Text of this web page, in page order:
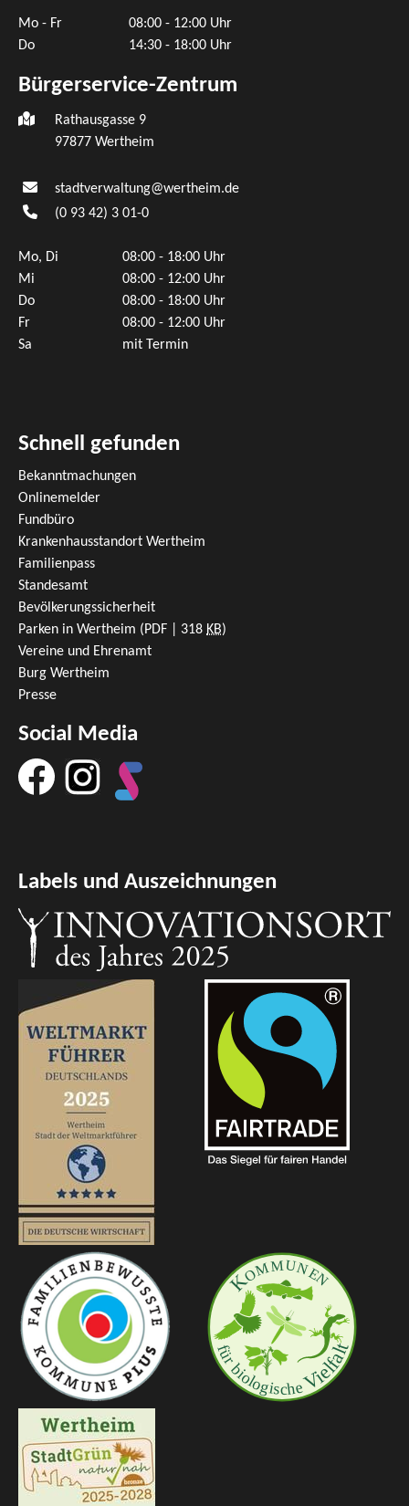
Mo - Fr
08:00 - 12:00 Uhr
Do
14:30 - 18:00 Uhr
Bürgerservice-Zentrum
Rathausgasse 9
97877 Wertheim
stadtverwaltung@wertheim.de
(0 93 42) 3 01-0
Mo, Di
08:00 - 18:00 Uhr
Mi
08:00 - 12:00 Uhr
Do
08:00 - 18:00 Uhr
Fr
08:00 - 12:00 Uhr
Sa
mit Termin
Schnell gefunden
Bekanntmachungen
Onlinemelder
Fundbüro
Krankenhausstandort Wertheim
Familienpass
Standesamt
Bevölkerungssicherheit
Parken in Wertheim (PDF | 318 KB)
Vereine und Ehrenamt
Burg Wertheim
Presse
Social Media
Labels und Auszeichnungen